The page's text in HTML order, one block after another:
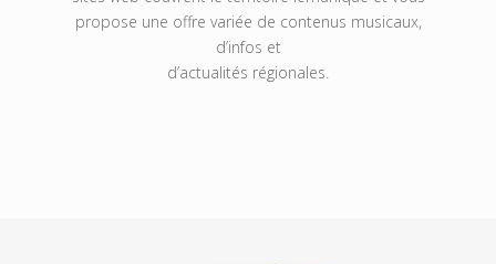
propose une offre variée de contenus musicaux,
d’infos et
d’actualités régionales.